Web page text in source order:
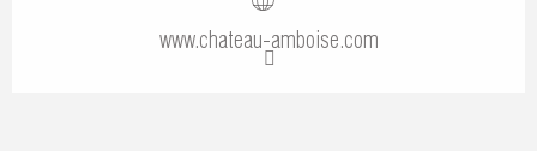
www.chateau-amboise.com